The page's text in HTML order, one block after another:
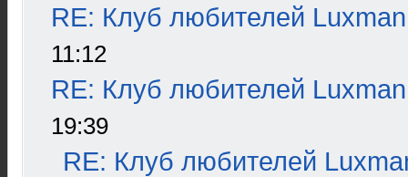
RE: Клуб любителей Luxman
11:12
RE: Клуб любителей Luxman
19:39
RE: Клуб любителей